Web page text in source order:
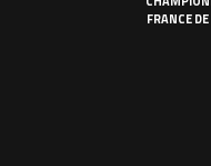
FRANCE